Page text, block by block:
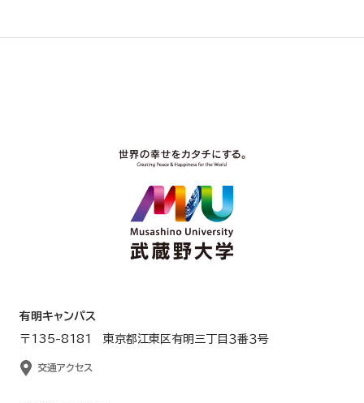
有明キャンパス
〒135-8181 東京都江東区有明三丁目３番３号
交通アクセス